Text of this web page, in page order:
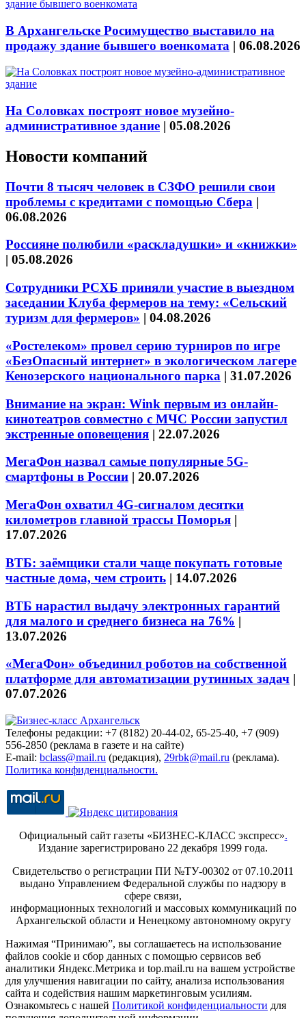
В Архангельске Росимущество выставило на
продажу здание бывшего военкомата | 06.08.2026
На Соловках построят новое музейно-
административное здание | 05.08.2026
Новости компаний
Почти 8 тысяч человек в СЗФО решили свои
проблемы с кредитами с помощью Сбера |
06.08.2026
Россияне полюбили «раскладушки» и «книжки»
| 05.08.2026
Сотрудники РСХБ приняли участие в выездном
заседании Клуба фермеров на тему: «Сельский
туризм для фермеров» | 04.08.2026
«Ростелеком» провел серию турниров по игре
«БезОпасный интернет» в экологическом лагере
Кенозерского национального парка | 31.07.2026
Внимание на экран: Wink первым из онлайн-
кинотеатров совместно с МЧС России запустил
экстренные оповещения | 22.07.2026
МегаФон назвал самые популярные 5G-
смартфоны в России | 20.07.2026
МегаФон охватил 4G-сигналом десятки
километров главной трассы Поморья |
17.07.2026
ВТБ: заёмщики стали чаще покупать готовые
частные дома, чем строить | 14.07.2026
ВТБ нарастил выдачу электронных гарантий
для малого и среднего бизнеса на 76% |
13.07.2026
«МегаФон» объединил роботов на собственной
платформе для автоматизации рутинных задач |
07.07.2026
Телефоны редакции: +7 (8182) 20-44-02, 65-25-40, +7 (909)
556-2850 (реклама в газете и на сайте)
E-mail: bclass@mail.ru (редакция), 29rbk@mail.ru (реклама).
Политика конфиденциальности.
Официальный сайт газеты «БИЗНЕС-КЛАСС экспресс».
Издание зарегистрировано 22 декабря 1999 года.
Свидетельство о регистрации ПИ №ТУ-00302 от 07.10.2011
выдано Управлением Федеральной службы по надзору в
сфере связи,
информационных технологий и массовых коммуникаций по
Архангельской области и Ненецкому автономному округу
Нажимая “Принимаю”, вы соглашаетесь на использование
файлов cookie и сбор данных с помощью сервисов веб
аналитики Яндекс.Метрика и top.mail.ru на вашем устройстве
для улучшения навигации по сайту, анализа использования
сайта и содействия нашим маркетинговым усилиям.
Ознакомьтесь с нашей Политикой конфиденциальности для